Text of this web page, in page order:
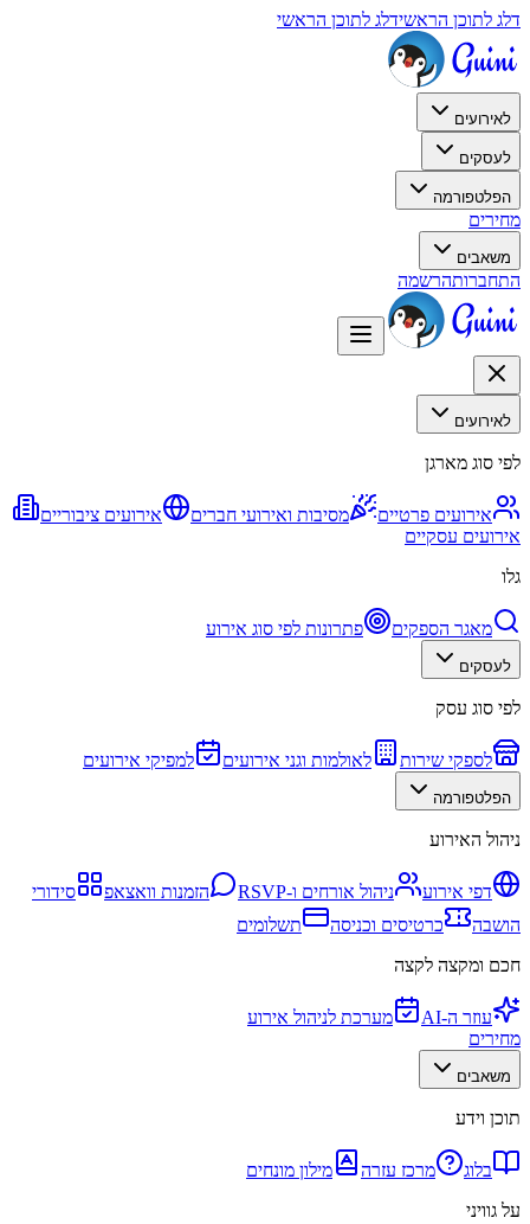
דלג לתוכן הראשידלג לתוכן הראשי
לאירועים
לעסקים
הפלטפורמה
מחירים
משאבים
התחברותהרשמה
לאירועים
לפי סוג מארגן
אירועים פרטיים מסיבות ואירועי חברים
אירועים ציבוריים
אירועים עסקיים
גלו
מאגר הספקים פתרונות לפי סוג אירוע
לעסקים
לפי סוג עסק
לספקי שירות לאולמות וגני אירועים למפיקי אירועים
הפלטפורמה
ניהול האירוע
דפי אירוע ניהול אורחים ו-RSVP הזמנות וואצאפ
סידורי
הושבה
כרטיסים וכניסה
תשלומים
חכם ומקצה לקצה
עוזר ה-AI
מערכת לניהול אירוע
מחירים
משאבים
תוכן וידע
בלוג מרכז עזרה
מילון מונחים
על גוויני